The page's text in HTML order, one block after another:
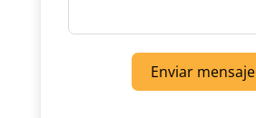
Enviar mensaje